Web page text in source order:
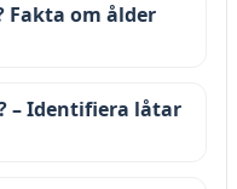
Fakta om ålder
– Identifiera låtar